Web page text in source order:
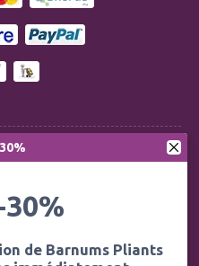
des avis
30%
de Barnums Pliants